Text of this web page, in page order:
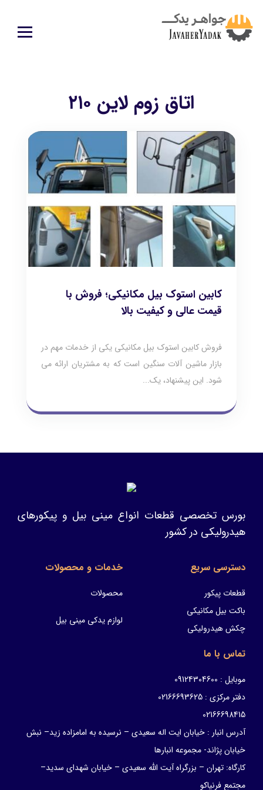
اتاق زوم لاین ۲۱۰
کابین استوک بیل مکانیکی؛ فروش با
قیمت عالی و کیفیت بالا
فروش کابین استوک بیل مکانیکی یکی از خدمات مهم در
بازار ماشین‌ آلات سنگین است که به مشتریان ارائه می‌
شود. این پیشنهاد، یک...
بورس تخصصی قطعات انواع مینی بیل و پیکورهای
هیدرولیکی در کشور
دسترسی سریع
قطعات پیکور
باکت بیل مکانیکی
چکش هیدرولیکی
خدمات و محصولات
محصولات
لوازم یدکی مینی بیل
تماس با ما
موبایل : 09124304600
دفتر مرکزی : 02166693625
02166698415
آدرس انبار : خیابان ایت اله سعیدی – نرسیده به امامزاده زید– نبش
خیابان پژاند- مجموعه انبارها
کارگاه: تهران – بزرگراه آیت الله سعیدی – خیابان شهدای سدید–
مجتمع فرنیاکو